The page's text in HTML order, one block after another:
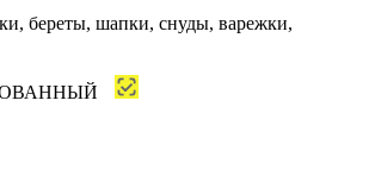
береты, шапки, снуды, варежки,